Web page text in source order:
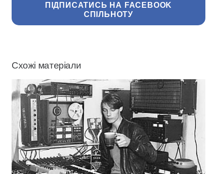
ПІДПИСАТИСЬ НА FACEBOOK
СПІЛЬНОТУ
Схожі матеріали